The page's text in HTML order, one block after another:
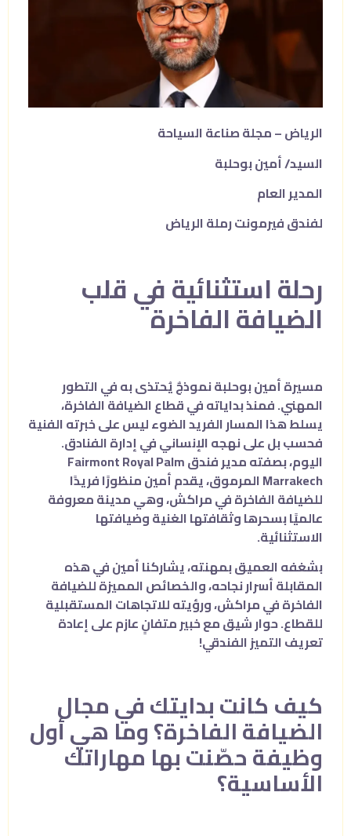
الرياض – مجلة صناعة السياحة
السيد/ أمين بوحلبة
المدير العام
لفندق فيرمونت رملة الرياض
رحلة استثنائية في قلب
الضيافة الفاخرة
مسيرة أمين بوحلبة نموذجٌ يُحتذى به في التطور
المهني. فمنذ بداياته في قطاع الضيافة الفاخرة،
يسلط هذا المسار الفريد الضوء ليس على خبرته الفنية
فحسب بل على نهجه الإنساني في إدارة الفنادق.
اليوم، بصفته مدير فندق Fairmont Royal Palm
Marrakech المرموق، يقدم أمين منظورًا فريدًا
للضيافة الفاخرة في مراكش، وهي مدينة معروفة
عالميًا بسحرها وثقافتها الغنية وضيافتها
الاستثنائية.
بشغفه العميق بمهنته، يشاركنا أمين في هذه
المقابلة أسرار نجاحه، والخصائص المميزة للضيافة
الفاخرة في مراكش، ورؤيته للاتجاهات المستقبلية
للقطاع. حوار شيق مع خبير متفانٍ عازم على إعادة
تعريف التميز الفندقي!
كيف كانت بدايتك في مجال
الضيافة الفاخرة؟ وما هي أول
وظيفة حصّنت بها مهاراتك
الأساسية؟